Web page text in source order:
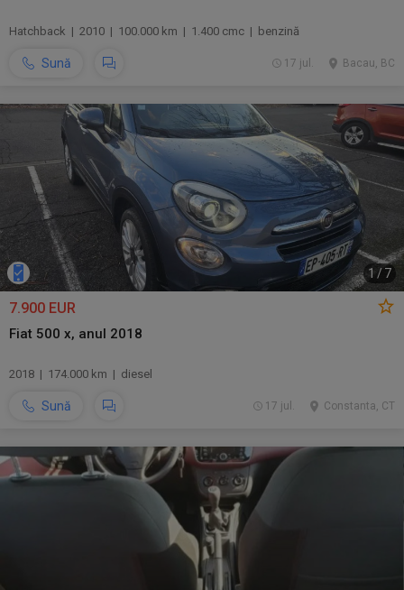
Hatchback | 2010 | 100.000 km | 1.400 cmc | benzină
Sună Bacau, BC
17 jul.
1 /7
7.900 EUR
Fiat 500 x, anul 2018
2018 | 174.000 km | diesel
Sună Constanta, CT
17 jul.